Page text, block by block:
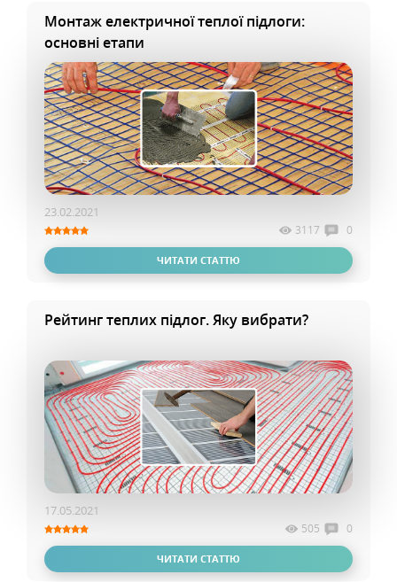
Монтаж електричної теплої підлоги:
основні етапи
23.02.2021
3117 0
ЧИТАТИ СТАТТЮ
Рейтинг теплих підлог. Яку вибрати?
17.05.2021
505 0
ЧИТАТИ СТАТТЮ